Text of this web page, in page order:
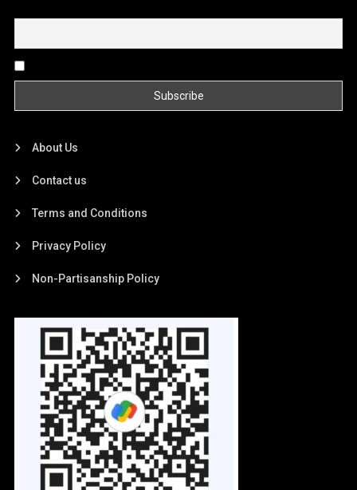
About Us
Contact us
Terms and Conditions
Privacy Policy
Non-Partisanship Policy